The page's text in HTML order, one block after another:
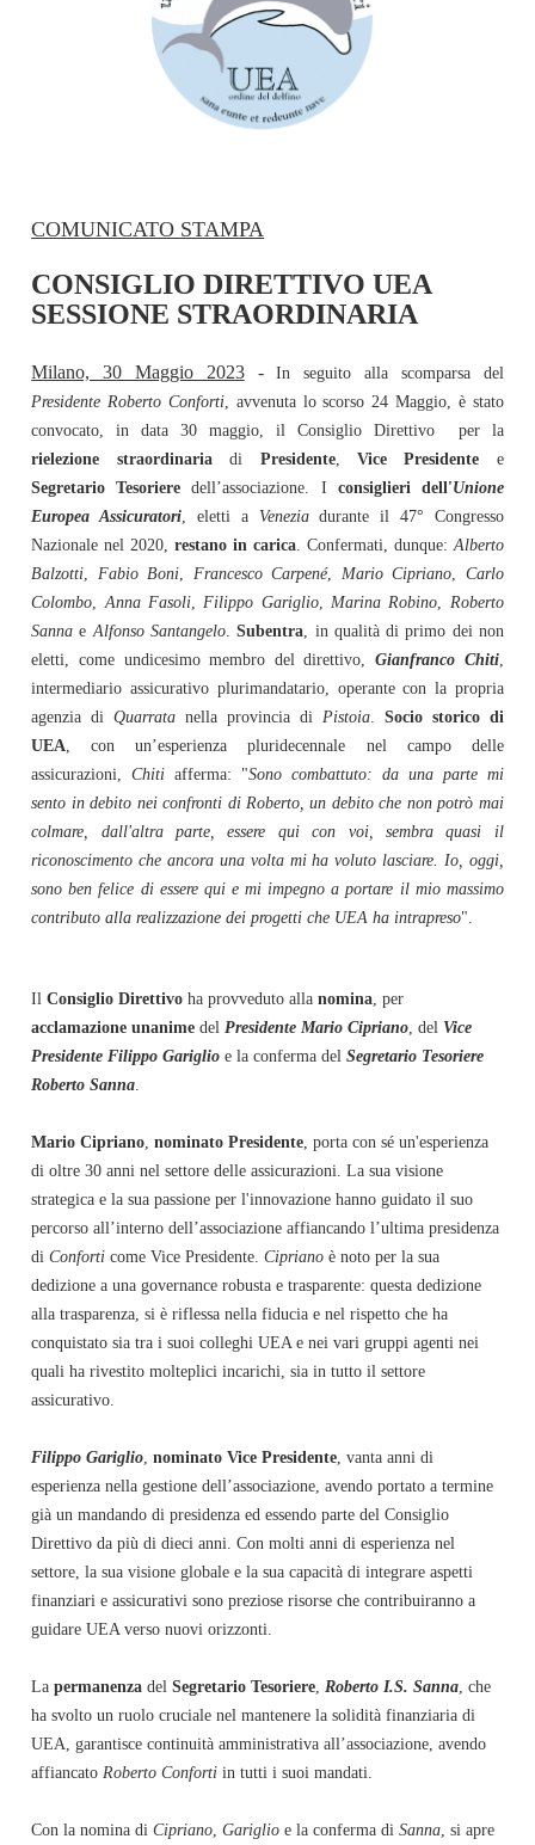
COMUNICATO STAMPA
CONSIGLIO DIRETTIVO UEA
SESSIONE STRAORDINARIA
Milano, 30 Maggio 2023-
In seguito alla scomparsa del
Presidente Roberto Conforti, avvenuta lo scorso 24 Maggio, è stato
convocato, in data 30 maggio, il Consiglio Direttivo per la
rielezione straordinariadi Presidente, Vice Presidente e
Segretario Tesoriere dell’associazione. I consiglieri dell'Unione
Europea Assicuratori , eletti a Veneziadurante il 47° Congresso
Nazionale nel 2020,restano in carica. Confermati, dunque: Alberto
Balzotti
Fabio Boni Francesco Carpené, Mario Cipriano
Carlo
Colombo
Anna Fasoli, Filippo Gariglio, Marina Robino
Roberto
Sanna e Alfonso Santangelo .Subentra , in qualità di primo dei non
eletti, come undicesimo membro del direttivo,Gianfranco Chiti,
intermediario assicurativo plurimandatario, operante con la propria
agenzia diQuarrata nella provincia di Pistoia. Socio storico di
UEA , con un’esperienza pluridecennale nel campo delle
assicurazioni,Chiti afferma: "Sono combattuto: da una parte mi
sento in debito nei confronti di Roberto, un debito che non potrò mai
colmare, dall'altra parte, essere qui con voi, sembra quasi il
riconoscimento che ancora una volta mi ha voluto lasciare. Io, oggi,
sono ben felice di essere qui e mi impegno a portare il mio massimo
contributo alla realizzazione dei progetti che UEA ha intrapreso".
IlConsiglio Direttivo ha provveduto allanomina , per
acclamazione unanime del Presidente Mario Cipriano , del Vice
Presidente Filippo Gariglio e la conferma delSegretario Tesoriere
Roberto Sanna
Mario Cipriano ,nominato Presidente , porta con sé un'esperienza
di oltre 30 anni nel settore delle assicurazioni. La sua visione
strategica e la sua passione per l'innovazione hanno guidato il suo
percorso all’interno dell’associazione affiancando l’ultima presidenza
diConforti come Vice Presidente.Cipriano è noto per la sua
dedizione a una governance robusta e trasparente: questa dedizione
alla trasparenza, si è riflessa nella fiducia e nel rispetto che ha
conquistato sia tra i suoi colleghi UEA e nei vari gruppi agenti nei
quali ha rivestito molteplici incarichi, sia in tutto il settore
assicurativo.
Filippo Gariglio ,nominato Vice Presidente , vanta anni di
esperienza nella gestione dell’associazione, avendo portato a termine
già un mandando di presidenza ed essendo parte del Consiglio
Direttivo da più di dieci anni. Con molti anni di esperienza nel
settore, la sua visione globale e la sua capacità di integrare aspetti
finanziari e assicurativi sono preziose risorse che contribuiranno a
guidare UEA verso nuovi orizzonti.
Lapermanenza delSegretario Tesoriere Roberto I.S. Sanna , che
ha svolto un ruolo cruciale nel mantenere la solidità finanziaria di
UEA, garantisce continuità amministrativa all’associazione, avendo
affiancato Roberto Conforti in tutti i suoi mandati.
Con la nomina diCipriano ,Gariglio e la conferma diSanna , si apre